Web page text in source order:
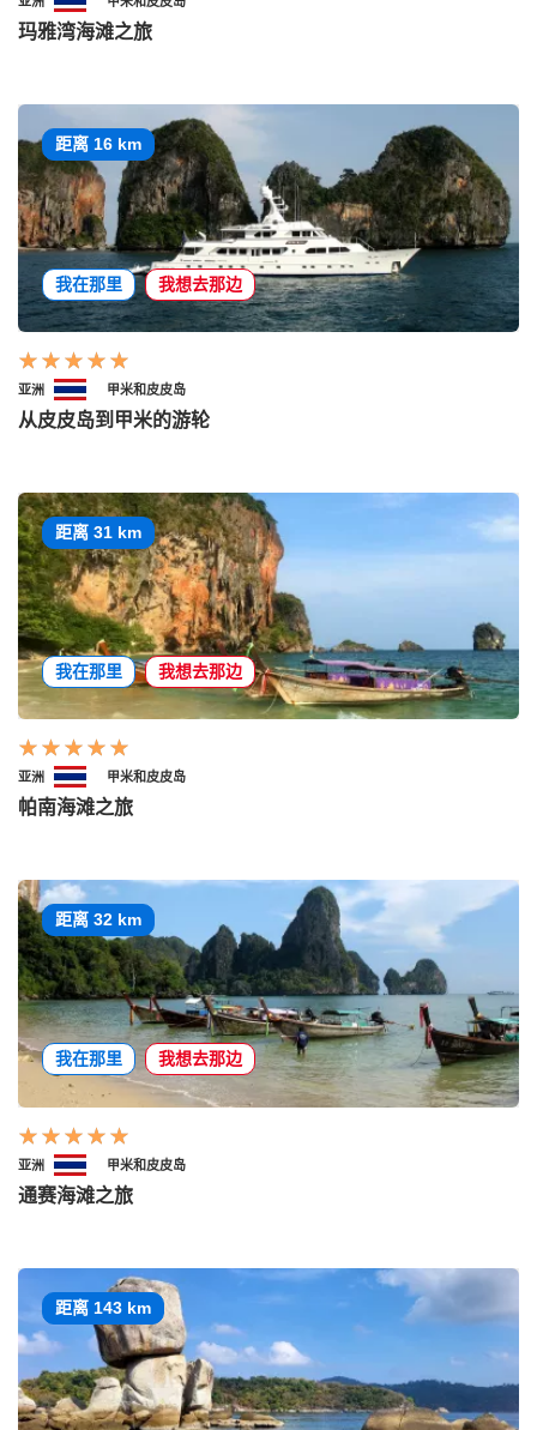
玛雅湾海滩之旅
距离 16 km
我在那里 我想去那边
亚洲 甲米和皮皮岛
从皮皮岛到甲米的游轮
距离 31 km
我在那里 我想去那边
亚洲 甲米和皮皮岛
帕南海滩之旅
距离 32 km
我在那里 我想去那边
亚洲 甲米和皮皮岛
通赛海滩之旅
距离 143 km